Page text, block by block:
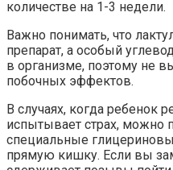
количестве на 1-3 недели.
Важно понимать, что
препарат, а особый
в организме, поэтому не
побочных эффектов.
В случаях, когда ребенок
испытывает страх, можно
специальные
прямую кишку. Если вы